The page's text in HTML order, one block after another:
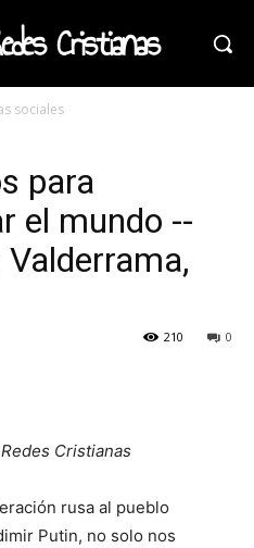
Cristianas
sociales
para
el mundo --
0
210
Cristianas
rusa al pueblo
Putin, no solo nos